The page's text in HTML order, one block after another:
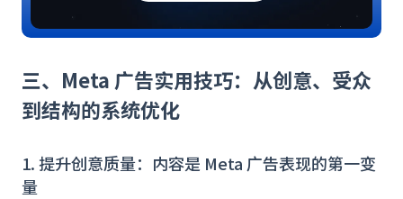
三、Meta 广告实用技巧：从创意、受众
到结构的系统优化
1. 提升创意质量：内容是 Meta 广告表现的第一变
量